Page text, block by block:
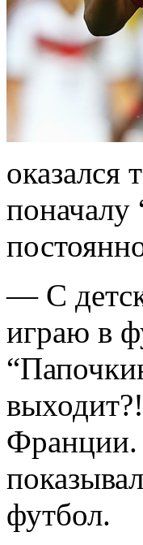
оказался
поначалу
— С
играю в
Франции.
футбол.